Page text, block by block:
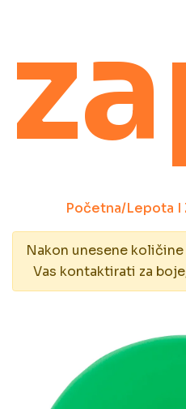
Početna/Lepota I
Nakon unesene
Vas kontaktirati za